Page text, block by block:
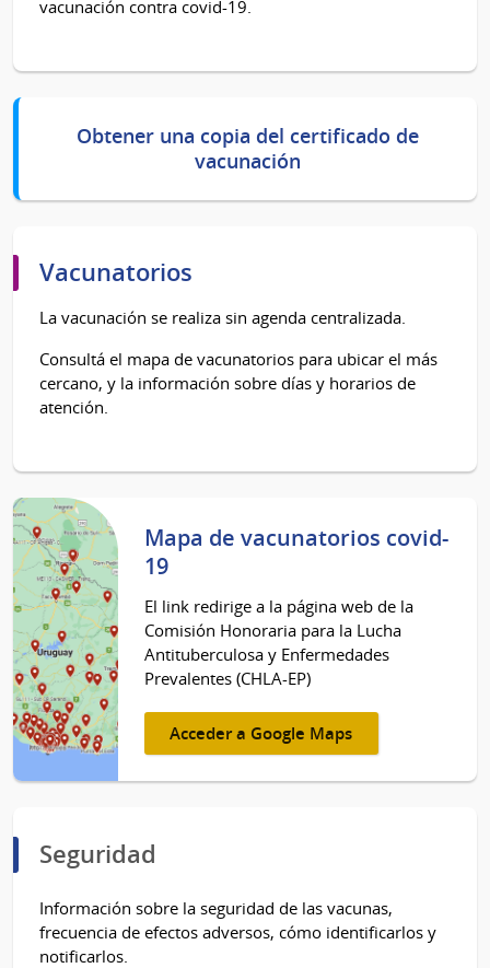
vacunación contra covid-19.
Obtener una copia del certificado de
vacunación
Vacunatorios
La vacunación se realiza sin agenda centralizada.
Consultá el mapa de vacunatorios para ubicar el más
cercano, y la información sobre días y horarios de
atención.
Mapa de vacunatorios covid-
19
El link redirige a la página web de la
Comisión Honoraria para la Lucha
Antituberculosa y Enfermedades
Prevalentes (CHLA-EP)
Acceder a Google Maps
Seguridad
Información sobre la seguridad de las vacunas,
frecuencia de efectos adversos, cómo identificarlos y
notificarlos.